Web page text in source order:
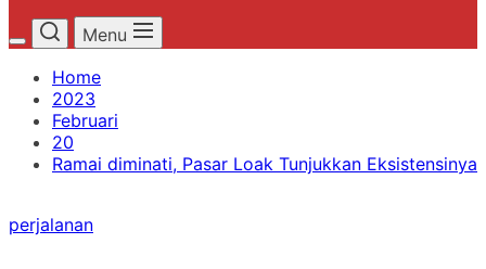
Menu
Home
2023
Februari
20
Ramai diminati, Pasar Loak Tunjukkan Eksistensinya
perjalanan